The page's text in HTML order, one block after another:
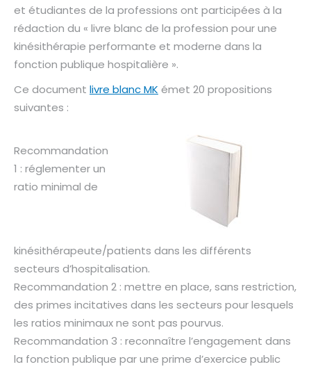
et étudiantes de la professions ont participées à la
rédaction du « livre blanc de la profession pour une
kinésithérapie performante et moderne dans la
fonction publique hospitalière ».
Ce document livre blanc MK émet 20 propositions
suivantes :
Recommandation
1 : réglementer un
ratio minimal de
kinésithérapeute/patients dans les différents
secteurs d’hospitalisation.
Recommandation 2 : mettre en place, sans restriction,
des primes incitatives dans les secteurs pour lesquels
les ratios minimaux ne sont pas pourvus.
Recommandation 3 : reconnaître l’engagement dans
la fonction publique par une prime d’exercice public